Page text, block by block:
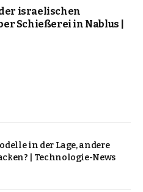
israelischen
Schießerei in Nablus |
in der Lage, andere
| Technologie-News